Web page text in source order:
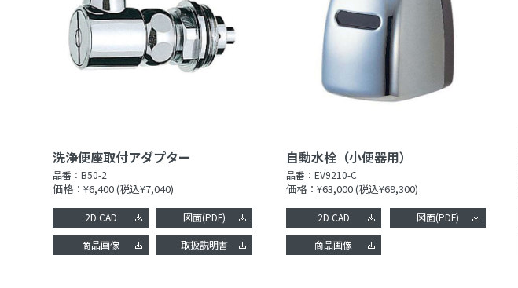
洗浄便座取付アダプター
品番：B50-2
価格：¥6,400(税込¥7,040)
2D CAD 図面(PDF)
商品画像 取扱説明書
自動水栓（小便器用）
品番： EV9210-C
価格：¥63,000(税込¥69,300)
2D CAD 図面(PDF)
商品画像